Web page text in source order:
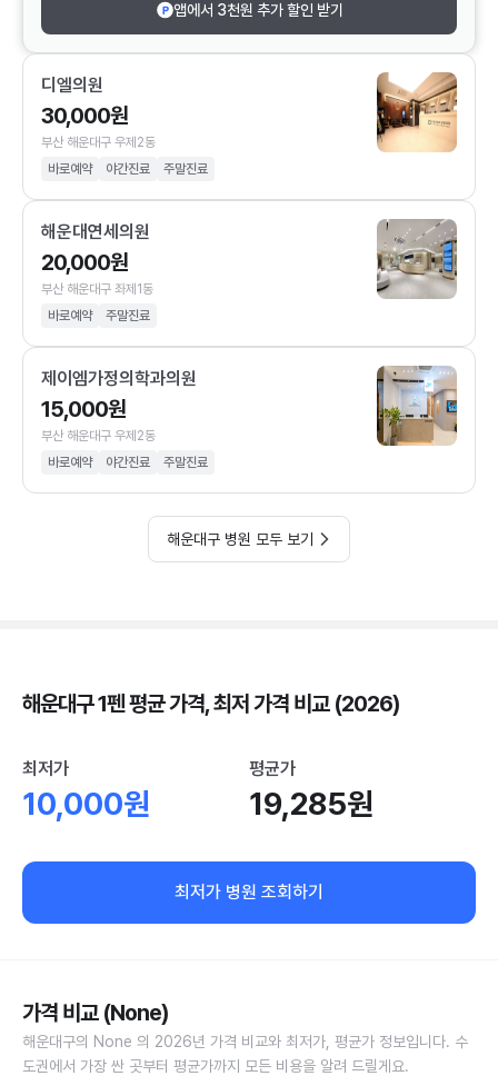
앱에서 3천원 추가 할인 받기
디엘의원
30,000원
부산 해운대구 우제2동
바로예약
야간진료 주말진료
해운대연세의원
20,000원
부산 해운대구 좌제1동
바로예약
주말진료
제이엠가정의학과의원
15,000원
부산 해운대구 우제2동
바로예약
야간진료 주말진료
해운대구 병원 모두 보기
해운대구 1펜 평균 가격, 최저 가격 비교 (2026)
최저가
10,000원
평균가
19,285원
최저가 병원 조회하기
가격 비교 (None)
해운대구의 None 의 2026년 가격 비교와 최저가, 평균가 정보입니다. 수
도권에서 가장 싼 곳부터 평균가까지 모든 비용을 알려 드릴게요.